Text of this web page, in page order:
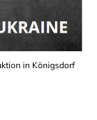
in Königsdorf